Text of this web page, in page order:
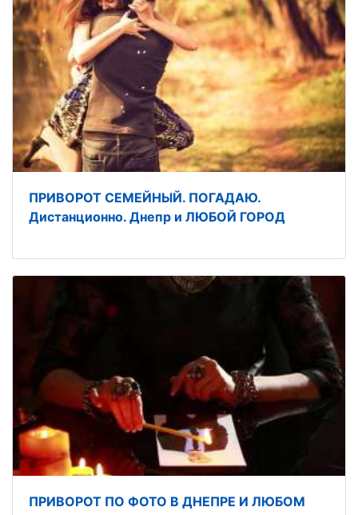
ПРИВОРОТ СЕМЕЙНЫЙ. ПОГАДАЮ.
Дистанционно. Днепр и ЛЮБОЙ ГОРОД
ПРИВОРОТ ПО ФОТО В ДНЕПРЕ И ЛЮБОМ